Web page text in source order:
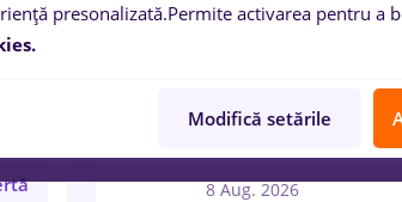
4locuri de munca
8 Aug. 2026
presonalizată.Permite activarea pentru a
Modifică setările